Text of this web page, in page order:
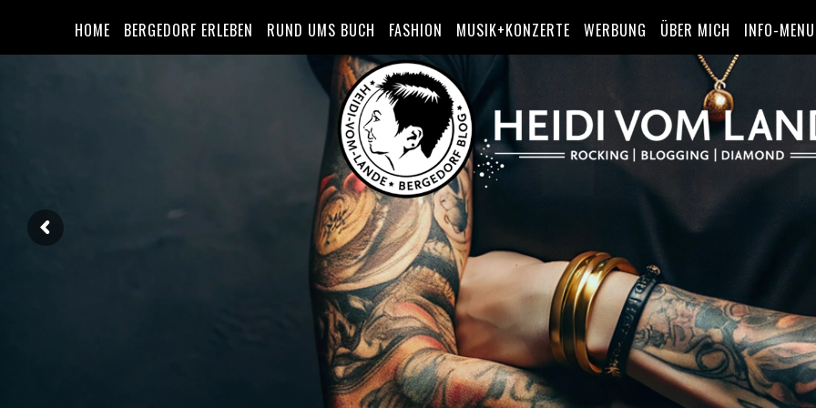
HOME BERGEDORF ERLEBEN RUND UMS BUCH FASHION MUSIK+KONZERTE WERBUNG ÜBER MICH INFO-